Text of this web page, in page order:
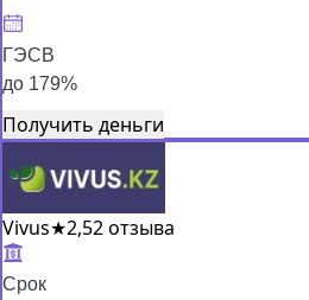
ГЭСВ
до 179%
Получить деньги
Vivus★2,52 отзыва
Срок